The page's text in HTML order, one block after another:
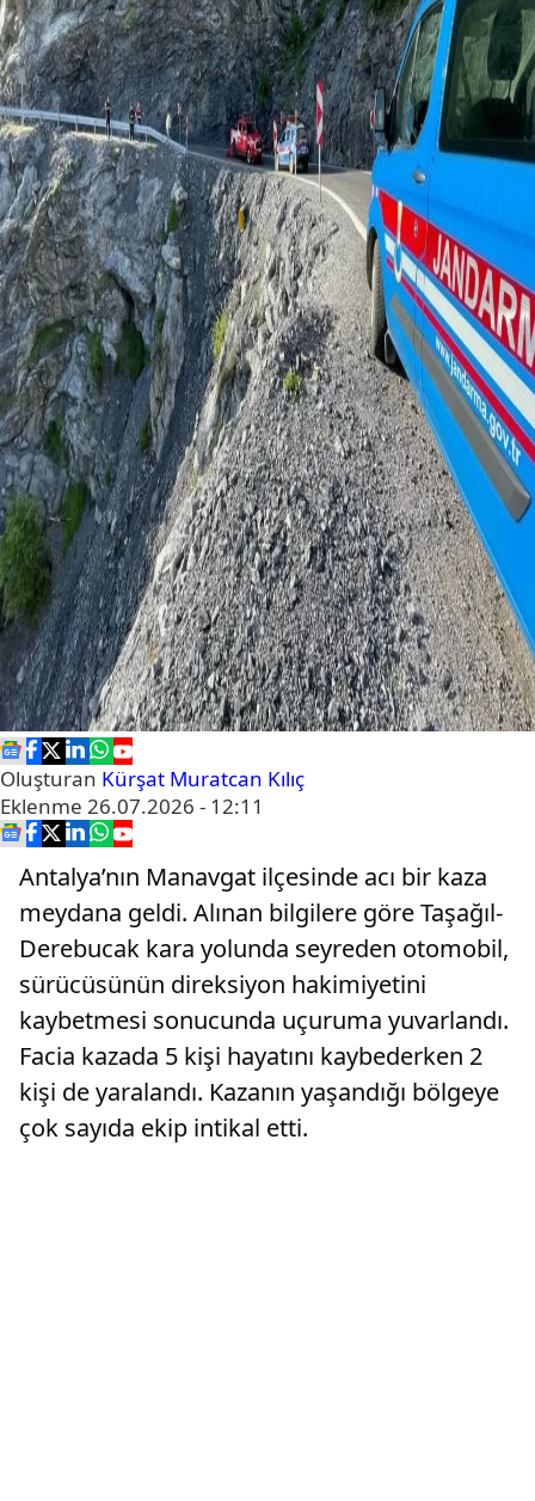
Oluşturan Kürşat Muratcan Kılıç
Eklenme 26.07.2026 - 12:11
Antalya’nın Manavgat ilçesinde acı bir kaza
meydana geldi. Alınan bilgilere göre Taşağıl-
Derebucak kara yolunda seyreden otomobil,
sürücüsünün direksiyon hakimiyetini
kaybetmesi sonucunda uçuruma yuvarlandı.
Facia kazada 5 kişi hayatını kaybederken 2
kişi de yaralandı. Kazanın yaşandığı bölgeye
çok sayıda ekip intikal etti.